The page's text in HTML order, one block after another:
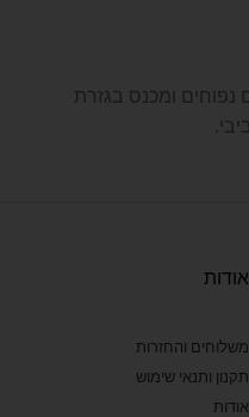
נפוחים ומכנס בגזרת
אודות
משלוחים והחזרות
תקנון ותנאי שימוש
אודות